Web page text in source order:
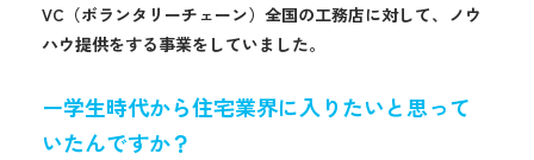
VC（ボランタリーチェーン）全国の工務店に対して、ノウ
ハウ提供をする事業をしていました。
ー学生時代から住宅業界に入りたいと思って
いたんですか？